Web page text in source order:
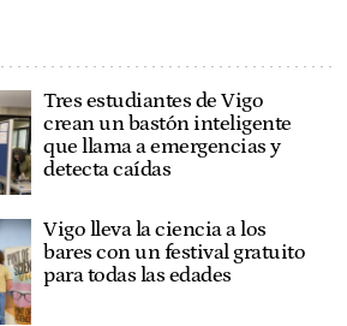
Tres estudiantes de Vigo
crean un bastón inteligente
que llama a emergencias y
detecta caídas
Vigo lleva la ciencia a los
bares con un festival gratuito
para todas las edades